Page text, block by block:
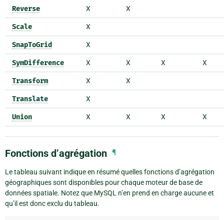
Reverse X X
Scale X
SnapToGrid X
SymDifference X X X X
Transform X X
Translate X
Union X X X X
Fonctions d’agrégation ¶
Le tableau suivant indique en résumé quelles fonctions d’agrégation
géographiques sont disponibles pour chaque moteur de base de
données spatiale. Notez que MySQL n’en prend en charge aucune et
qu’il est donc exclu du tableau.